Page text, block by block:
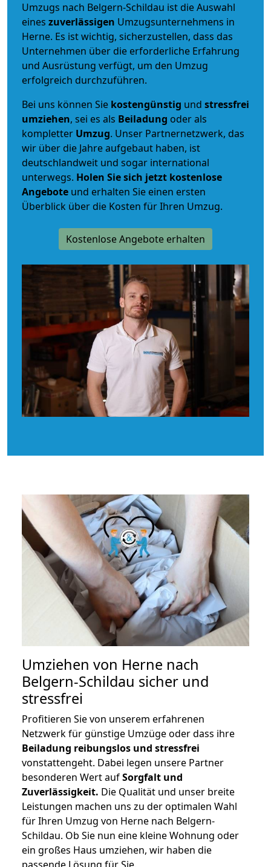
Umzugs nach Belgern-Schildau ist die Auswahl
eines zuverlässigen Umzugsunternehmens in
Herne. Es ist wichtig, sicherzustellen, dass das
Unternehmen über die erforderliche Erfahrung
und Ausrüstung verfügt, um den Umzug
erfolgreich durchzuführen.
Bei uns können Sie kostengünstig und stressfrei
umziehen, sei es als Beiladung oder als
kompletter Umzug. Unser Partnernetzwerk, das
wir über die Jahre aufgebaut haben, ist
deutschlandweit und sogar international
unterwegs. Holen Sie sich jetzt kostenlose
Angebote und erhalten Sie einen ersten
Überblick über die Kosten für Ihren Umzug.
Kostenlose Angebote erhalten
Umziehen von Herne nach
Belgern-Schildau sicher und
stressfrei
Profitieren Sie von unserem erfahrenen
Netzwerk für günstige Umzüge oder dass ihre
Beiladung reibungslos und stressfrei
vonstattengeht. Dabei legen unsere Partner
besonderen Wert aufSorgfalt und
Zuverlässigkeit. Die Qualität und unser breite
Leistungen machen uns zu der optimalen Wahl
für Ihren Umzug von Herne nach Belgern-
Schildau. Ob Sie nun eine kleine Wohnung oder
ein großes Haus umziehen, wir haben die